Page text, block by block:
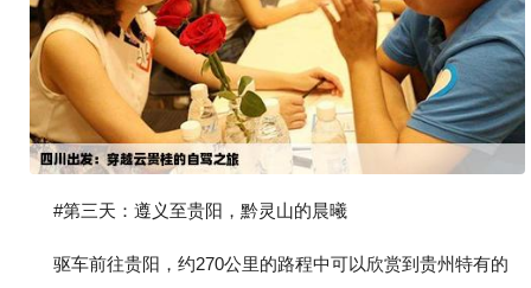
#第三天：遵义至贵阳，黔灵山的晨曦
驱车前往贵阳，约270公里的路程中可以欣赏到贵州特有的